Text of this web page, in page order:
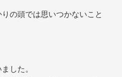
の頭では思いつかないこと
した。